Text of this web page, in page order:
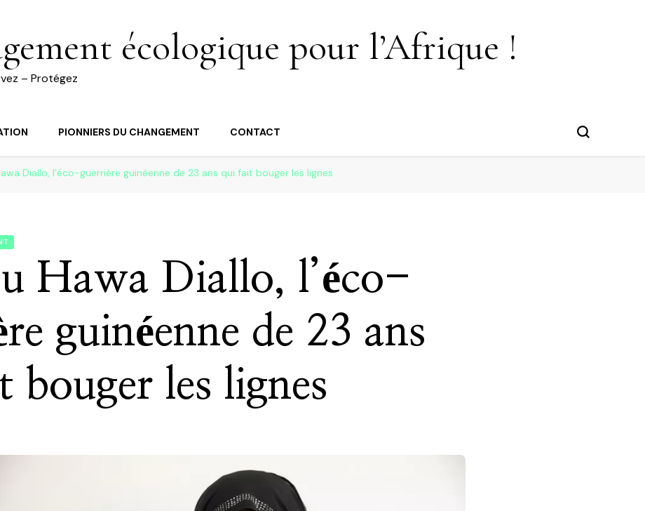
écologique pour l’Afrique !
– Protégez
PIONNIERS DU CHANGEMENT CONTACT
Diallo, l’éco-guerrière guinéenne de 23 ans qui fait bouger les lignes
Hawa Diallo, l’éco-
guinéenne de 23 ans
bouger les lignes